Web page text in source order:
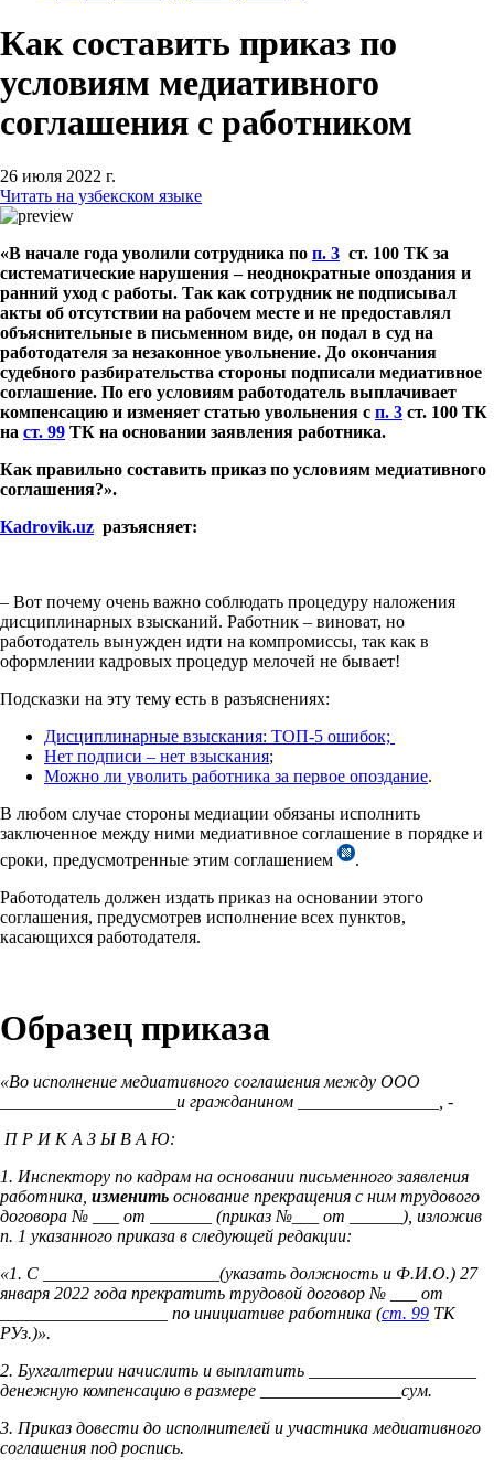
Как составить приказ по
условиям медиативного
соглашения с работником
26 июля 2022 г.
Читать на узбекском языке
«В начале года уволили сотрудника по п. 3 ст. 100 ТК за
систематические нарушения – неоднократные опоздания и
ранний уход с работы. Так как сотрудник не подписывал
акты об отсутствии на рабочем месте и не предоставлял
объяснительные в письменном виде, он подал в суд на
работодателя за незаконное увольнение. До окончания
судебного разбирательства стороны подписали медиативное
соглашение. По его условиям работодатель выплачивает
компенсацию и изменяет статью увольнения с п. 3 ст. 100 ТК
на ст. 99 ТК на основании заявления работника.
Как правильно составить приказ по условиям медиативного
соглашения?».
Kadrovik.uz разъясняет:
– Вот почему очень важно соблюдать процедуру наложения
дисциплинарных взысканий. Работник – виноват, но
работодатель вынужден идти на компромиссы, так как в
оформлении кадровых процедур мелочей не бывает!
Подсказки на эту тему есть в разъяснениях:
Дисциплинарные взыскания: ТОП-5 ошибок;
Нет подписи – нет взыскания;
Можно ли уволить работника за первое опоздание.
В любом случае стороны медиации обязаны исполнить
заключенное между ними медиативное соглашение в порядке и
сроки, предусмотренные этим соглашением
.
Работодатель должен издать приказ на основании этого
соглашения, предусмотрев исполнение всех пунктов,
касающихся работодателя.
Образец приказа
«Во исполнение медиативного соглашения между ООО
____________________и гражданином ________________, -
П Р И К А З Ы В А Ю:
1. Инспектору по кадрам на основании письменного заявления
работника, изменить основание прекращения с ним трудового
договора № ___ от _______ (приказ №___ от ______), изложив
п. 1 указанного приказа в следующей редакции:
«1. С ____________________(указать должность и Ф.И.О.) 27
января 2022 года прекратить трудовой договор № ___ от
___________________ по инициативе работника (ст. 99 ТК
РУз.)».
2. Бухгалтерии начислить и выплатить ___________________
денежную компенсацию в размере ________________сум.
3. Приказ довести до исполнителей и участника медиативного
соглашения под роспись.